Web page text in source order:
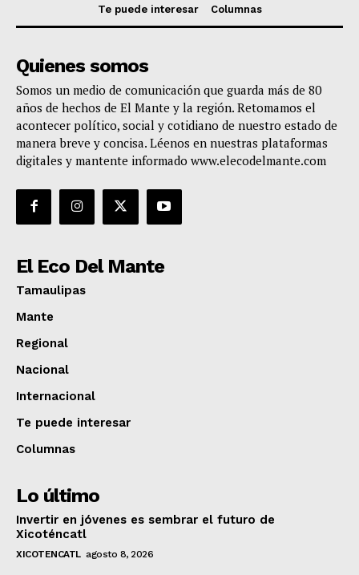
Te puede interesar
Columnas
Quienes somos
Somos un medio de comunicación que guarda más de 80
años de hechos de El Mante y la región. Retomamos el
acontecer político, social y cotidiano de nuestro estado de
manera breve y concisa. Léenos en nuestras plataformas
digitales y mantente informado www.elecodelmante.com
El Eco Del Mante
Tamaulipas
Mante
Regional
Nacional
Internacional
Te puede interesar
Columnas
Lo último
Invertir en jóvenes es sembrar el futuro de
Xicoténcatl
XICOTENCATL agosto 8, 2026